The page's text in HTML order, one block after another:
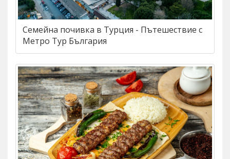
Семейна почивка в Турция - Пътешествие с
Метро Тур България